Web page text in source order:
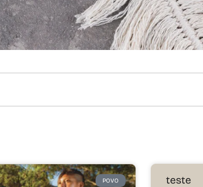
POVO teste